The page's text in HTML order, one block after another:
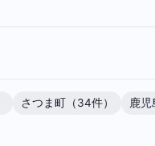
さつま町（34件）
鹿児